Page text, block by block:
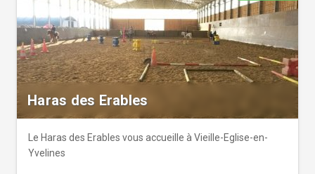
Haras des Erables
Le Haras des Erables vous accueille à Vieille-Eglise-en-
Yvelines